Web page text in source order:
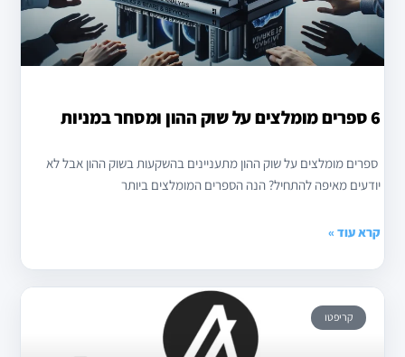
6 ספרים מומלצים על שוק ההון ומסחר במניות
ספרים מומלצים על שוק ההון מתעניינים בהשקעות בשוק ההון אבל לא
יודעים מאיפה להתחיל? הנה הספרים המומלצים ביותר
קרא עוד »
קריפטו